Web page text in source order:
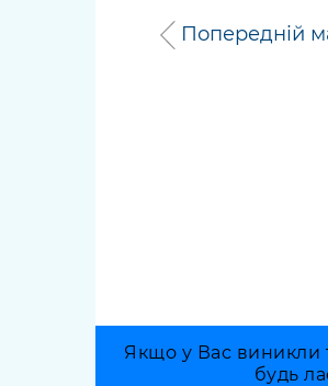
Попередній
Якщо у Вас виникли
будь